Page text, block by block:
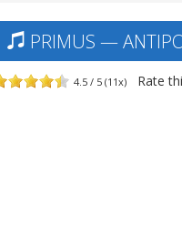
PRIMUS —
4.5 / 5 (11x) Rate